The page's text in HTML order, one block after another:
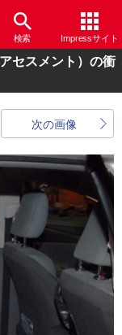
検索 Impressサイト
セスメント）の衝
次の画像